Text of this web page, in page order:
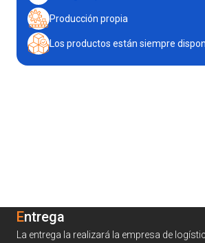
Producción propia
Los productos están siempre
Entrega
La entrega la realizará la empresa de